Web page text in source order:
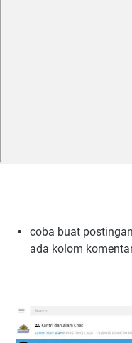
coba buat
ada kolom